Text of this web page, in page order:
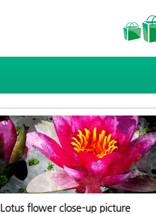
Lotus flower close-up picture